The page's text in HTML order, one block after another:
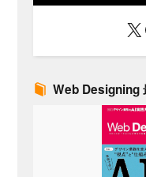
X
Web Designing